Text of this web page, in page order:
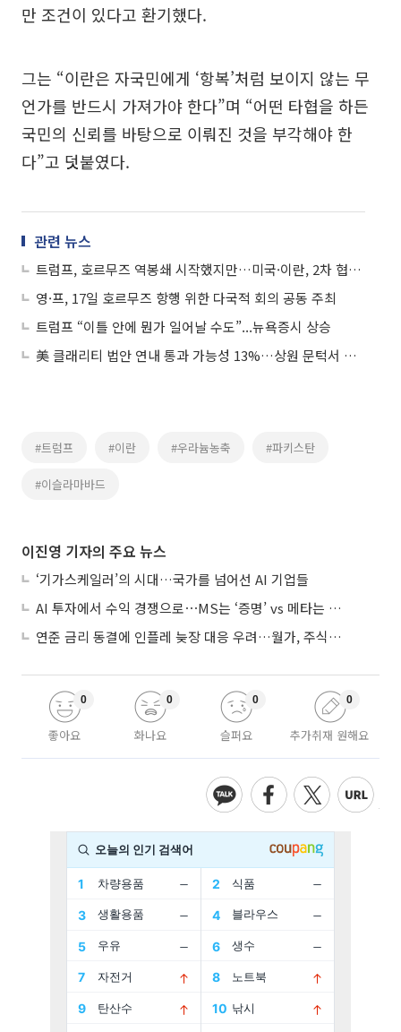
만 조건이 있다고 환기했다.
그는 “이란은 자국민에게 ‘항복’처럼 보이지 않는 무
언가를 반드시 가져가야 한다”며 “어떤 타협을 하든
국민의 신뢰를 바탕으로 이뤄진 것을 부각해야 한
다”고 덧붙였다.
관련 뉴스
트럼프, 호르무즈 역봉쇄 시작했지만…미국·이란, 2차 협상 검토 중
영·프, 17일 호르무즈 항행 위한 다국적 회의 공동 주최
트럼프 “이틀 안에 뭔가 일어날 수도”...뉴욕증시 상승
美 클래리티 법안 연내 통과 가능성 13%…상원 문턱서 제동
#트럼프 #이란 #우라늄농축 #파키스탄
#이슬라마바드
이진영 기자의 주요 뉴스
‘기가스케일러’의 시대…국가를 넘어선 AI 기업들
AI 투자에서 수익 경쟁으로⋯MS는 ‘증명’ vs 메타는 ‘숙제’
연준 금리 동결에 인플레 늦장 대응 우려…월가, 주식도 채권도 던졌다
좋아요
0
화나요
0
슬퍼요
0
추가취재 원해요
0